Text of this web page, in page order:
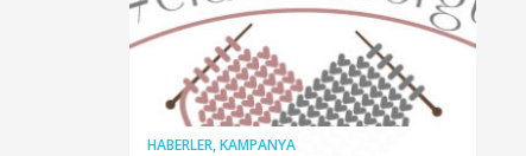
HABERLER,KAMPANYA